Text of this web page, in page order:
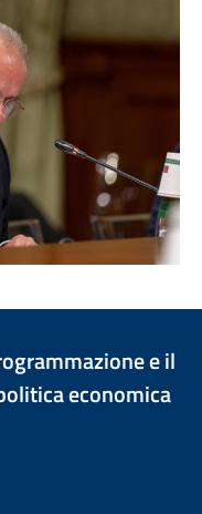
e il
economica